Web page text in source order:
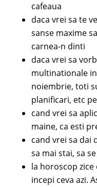
cafeaua
daca vrei sa te
sanse maxime
carnea-n dinti
daca vrei sa
multinationale
noiembrie, toti
planificari, etc
cand vrei sa
maine, ca esti
cand vrei sa dai
sa mai stai, sa
la horoscop zice
incepi ceva azi.